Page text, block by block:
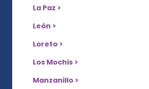
La Paz >
León >
Loreto >
Los Mochis >
Manzanillo >